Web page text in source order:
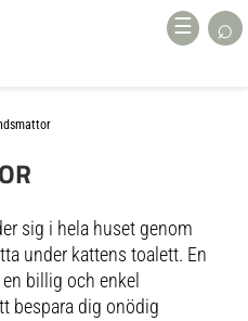
☰ ⌕
sig i hela huset genom
under kattens toalett. En
billig och enkel
bespara dig onödig